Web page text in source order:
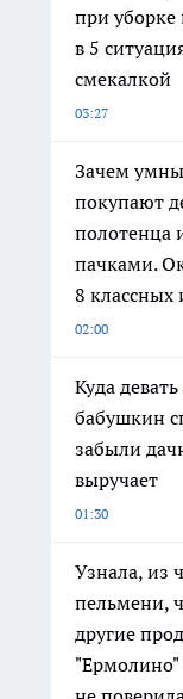
при уборке
в 5
смекалкой
03:27
Зачем
покупают
полотенца
пачками.
8 классных
02:00
Куда
бабушкин
забыли
выручает
01:30
Узнала, из
пельмени,
другие
"Ермолино"